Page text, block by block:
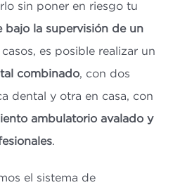
sin poner en riesgo tu
bajo la supervisión de un
es posible realizar un
combinado, con dos
dental y otra en casa, con
ambulatorio avalado y
.
el sistema de